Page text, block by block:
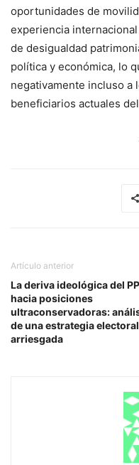
oportunidades de
experiencia
de desigualdad
política y económica, lo
negativamente incluso a
beneficiarios actuales
Artículo anterior
La deriva ideológica del PP
hacia posiciones
ultraconservadoras:
de una estrategia electoral
arriesgada